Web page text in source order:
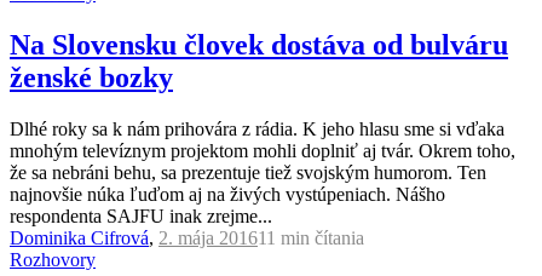
Na Slovensku človek dostáva od bulváru
ženské bozky
Dlhé roky sa k nám prihovára z rádia. K jeho hlasu sme si vďaka
mnohým televíznym projektom mohli doplniť aj tvár. Okrem toho,
že sa nebráni behu, sa prezentuje tiež svojským humorom. Ten
najnovšie núka ľuďom aj na živých vystúpeniach. Nášho
respondenta SAJFU inak zrejme...
Dominika Cifrová, 2. mája 201611 min čítania
Rozhovory